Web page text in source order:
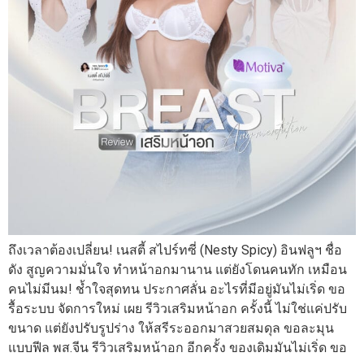
ถึงเวลาต้องเปลี่ยน! เนสตี้ สไปร์ทซี่ (Nesty Spicy) อินฟลูฯ ชื่อ
ดัง สูญความมั่นใจ ทำหน้าอกมานาน แต่ยังโดนคนทัก เหมือน
คนไม่มีนม! ช้ำใจสุดทน ประกาศลั่น อะไรที่มีอยู่มันไม่เริ่ด ขอ
รื้อระบบ จัดการใหม่ เผย รีวิวเสริมหน้าอก ครั้งนี้ ไม่ใช่แค่ปรับ
ขนาด แต่ยังปรับรูปร่าง ให้สรีระออกมาสวยสมดุล ขอละมุน
แบบฟีล พส.จีน รีวิวเสริมหน้าอก อีกครั้ง ของเดิมมันไม่เริ่ด ขอ